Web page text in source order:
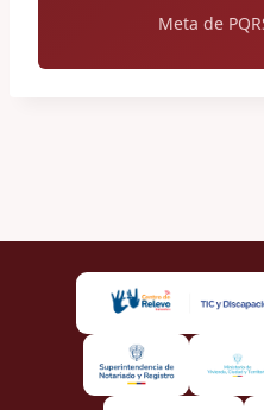
Meta de